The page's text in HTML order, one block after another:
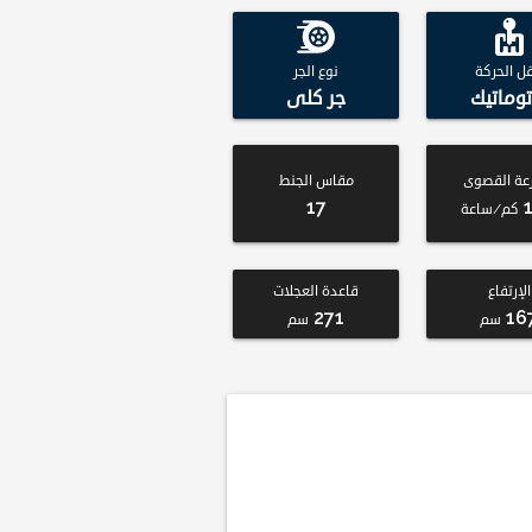
الحركة نوع الجر
جر كلى
القصوى
كم/ساعة
مقاس الجنط
17
الإرتفاع
سم
قاعدة العجلات
271 سم